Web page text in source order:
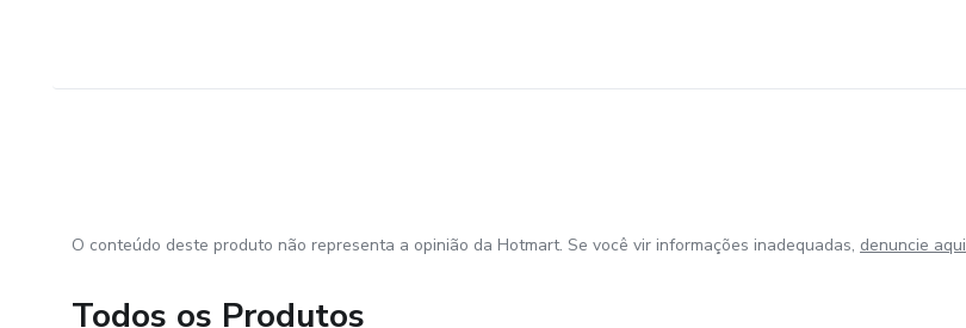
O conteúdo deste produto não representa a opinião da Hotmart. Se você vir informações inadequadas, denuncie aqui
Todos os Produtos